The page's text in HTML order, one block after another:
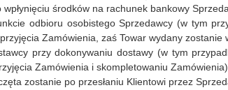
środków na rachunek bankowy
odbioru osobistego Sprzedawcy (w tym
Zamówienia, zaś Towar wydany
przy dokonywaniu dostawy (w tym
Zamówienia i skompletowaniu
zostanie po przesłaniu Klientowi przez